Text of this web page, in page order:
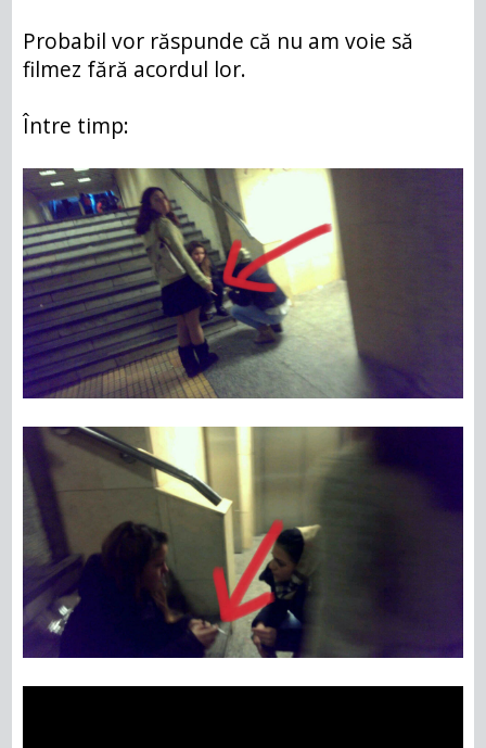
Probabil vor răspunde că nu am voie să
filmez fără acordul lor.
Între timp: